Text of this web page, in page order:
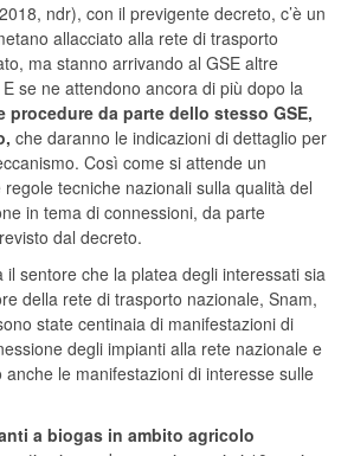
ndr), con il previgente decreto, c’è un
allacciato alla rete di trasporto
ma stanno arrivando al GSE altre
se ne attendono ancora di più dopo la
da parte dello stesso GSE,
che daranno le indicazioni di dettaglio per
Così come si attende un
tecniche nazionali sulla qualità del
in tema di connessioni, da parte
dal decreto.
il sentore che la platea degli interessati sia
della rete di trasporto nazionale, Snam,
state centinaia di manifestazioni di
degli impianti alla rete nazionale e
anche le manifestazioni di interesse sulle
a biogas in ambito agricolo